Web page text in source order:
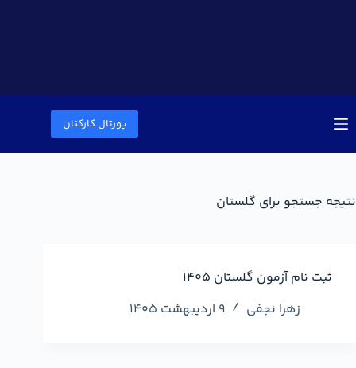
پورتال کارکنان
نتیجه جستجو برای گلستان
ثبت نام آزمون گلستان ۱۴۰۵
زهرا نجفی
9 اردیبهشت 1405